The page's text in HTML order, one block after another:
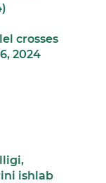
crosses
2024
ishlab